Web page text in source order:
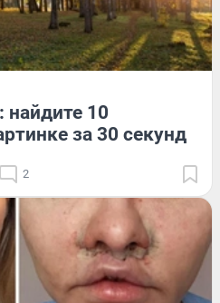
10
за 30 секунд
2